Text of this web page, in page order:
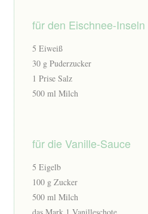
für den Eischnee-Inseln
5 Eiweiß
30 g Puderzucker
1 Prise Salz
500 ml Milch
für die Vanille-Sauce
5 Eigelb
100 g Zucker
500 ml Milch